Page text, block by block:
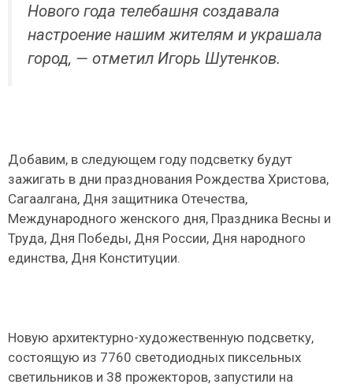
Нового года телебашня создавала
настроение нашим жителям и украшала
город, — отметил Игорь Шутенков.
Добавим, в следующем году подсветку будут
зажигать в дни празднования Рождества Христова,
Сагаалгана, Дня защитника Отечества,
Международного женского дня, Праздника Весны и
Труда, Дня Победы, Дня России, Дня народного
единства, Дня Конституции.
Новую архитектурно-художественную подсветку,
состоящую из 7760 светодиодных пиксельных
светильников и 38 прожекторов, запустили на